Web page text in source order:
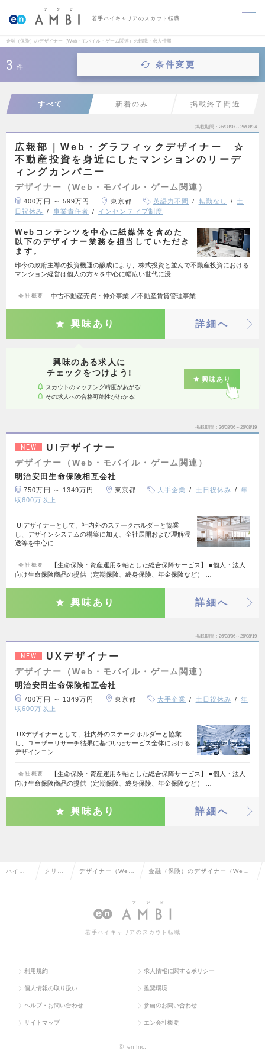
若手ハイキャリアのスカウト転職
金融（保険）のデザイナー（Web・モバイル・ゲーム関連）の転職・求人情報
3 件 条件変更
すべて 新着のみ 掲載終了間近
掲載期間 26/08/07～26/08/24
広報部｜Web・グラフィックデザイナー ☆
不動産投資を身近にしたマンションのリーデ
ィングカンパニー
デザイナー（Web・モバイル・ゲーム関連）
400万円 ～ 599万円 東京都 英語力不問 転勤なし
土
日祝休み
事業責任者 インセンティブ制度
Webコンテンツを中心に紙媒体を含めた
以下のデザイナー業務を担当していただき
ます。
昨今の政府主導の投資機運の醸成により、株式投資と並んで不動産投資における
マンション経営は個人の方々を中心に幅広い世代に浸…
会社概要 中古不動産売買・仲介事業 ／不動産賃貸管理事業
興味あり 詳細へ
興味のある求人に
チェックをつけよう!
スカウトのマッチング精度があがる!
その求人への合格可能性がわかる!
興味あり
掲載期間 26/08/06～26/08/19
NEW UIデザイナー
デザイナー（Web・モバイル・ゲーム関連）
明治安田生命保険相互会社
750万円 ～ 1349万円 東京都 大手企業 土日祝休み
年
収600万以上
UIデザイナーとして、社内外のステークホルダーと協業
し、デザインシステムの構築に加え、全社展開および理解浸
透等を中心に…
会社概要
【生命保険・資産運用を軸とした総合保障サービス】 ■個人・法人
向け生命保険商品の提供（定期保険、終身保険、年金保険など） …
興味あり 詳細へ
掲載期間 26/08/06～26/08/19
NEW UXデザイナー
デザイナー（Web・モバイル・ゲーム関連）
明治安田生命保険相互会社
700万円 ～ 1349万円 東京都 大手企業 土日祝休み
年
収600万以上
UXデザイナーとして、社内外のステークホルダーと協業
し、ユーザーリサーチ結果に基づいたサービス全体における
デザインコン…
会社概要
【生命保険・資産運用を軸とした総合保障サービス】 ■個人・法人
向け生命保険商品の提供（定期保険、終身保険、年金保険など） …
興味あり 詳細へ
ハイク クリエ デザイナー（We
ム関連）
金融（保険）のデザイナー（We
職・求人情報一覧
若手ハイキャリアのスカウト転職
利用規約 求人情報に関するポリシー
個人情報の取り扱い 推奨環境
ヘルプ・お問い合わせ 参画のお問い合わせ
サイトマップ エン会社概要
© en Inc.